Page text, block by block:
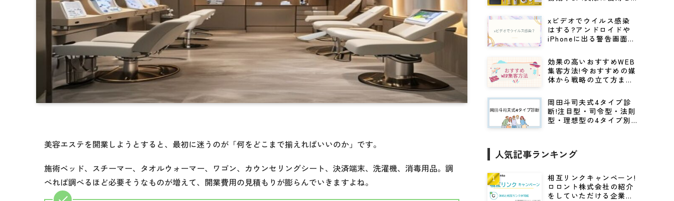
美容エステを開業しようとすると、最初に迷うのが「何をどこまで揃えればいいのか」です。
施術ベッド、スチーマー、タオルウォーマー、ワゴン、カウンセリングシート、決済端末、洗濯機、消毒用品。調
べれば調べるほど必要そうなものが増えて、開業費用の見積もりが膨らんでいきますよね。
xビデオでウイルス感染
はする?アンドロイドや
iPhoneに出る警告画面の
説
効果の高いおすすめWEB
集客方法!今おすすめの媒
体から戦略の立て方まで
岡田斗司夫式4タイプ診
断!注目型・司令型・法則
型・理想型の4タイプ別
人気記事ランキング
相互リンクキャンペーン!
ロロント株式会社の紹介
をしていただける企業様